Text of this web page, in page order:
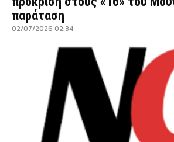
παράταση
02/07/2026 02:34